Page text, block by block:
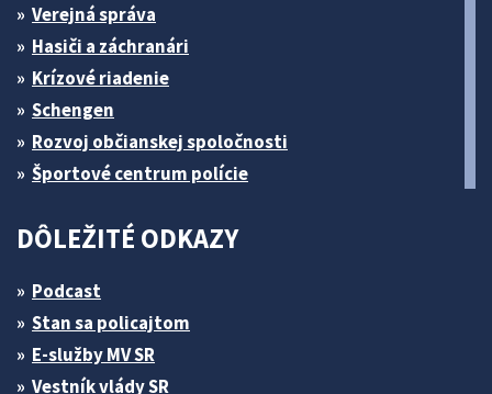
Verejná správa
Hasiči a záchranári
Krízové riadenie
Schengen
Rozvoj občianskej spoločnosti
Športové centrum polície
DÔLEŽITÉ ODKAZY
Podcast
Stan sa policajtom
E-služby MV SR
Vestník vlády SR